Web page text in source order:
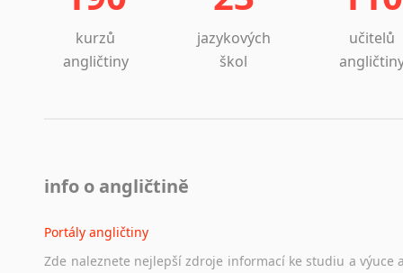
kurzů
angličtiny
jazykových
škol
učitelů
info o angličtině
Portály angličtiny
Zde naleznete nejlepší zdroje informací ke studiu a výuce